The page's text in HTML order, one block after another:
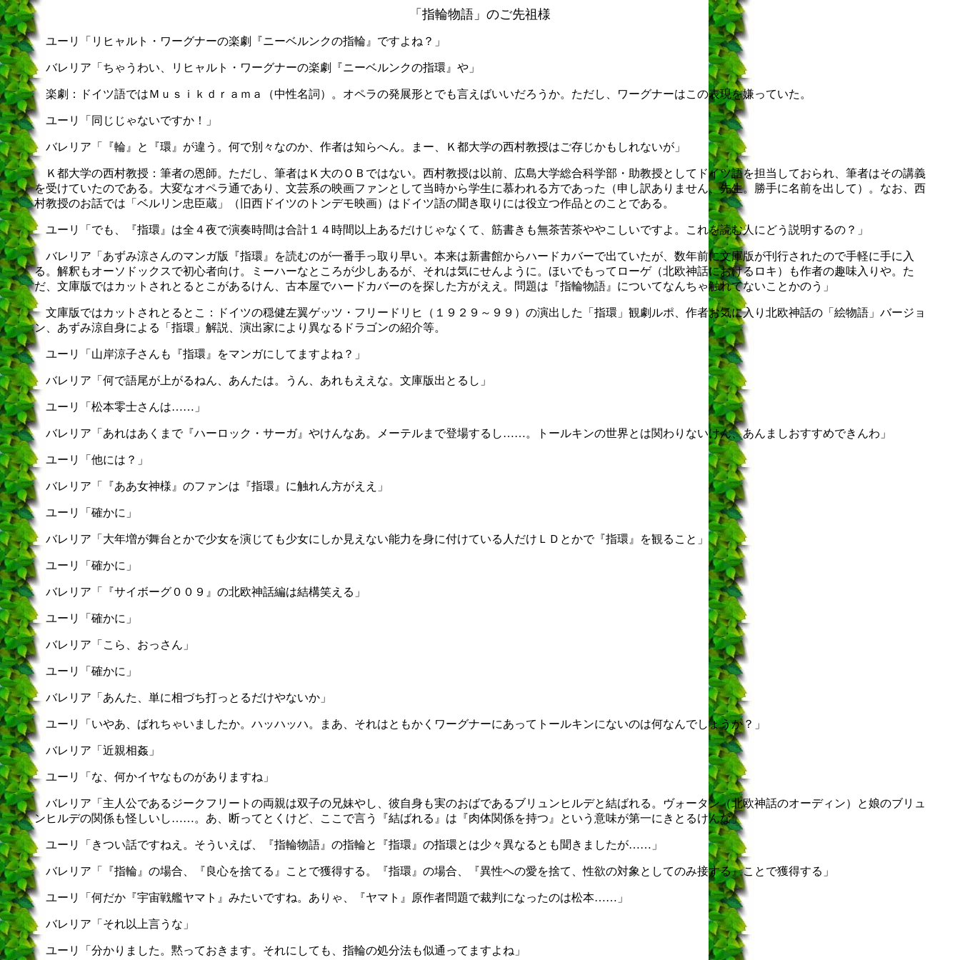
「指輪物語」のご先祖様
ユーリ「リヒャルト・ワーグナーの楽劇『ニーベルンクの指輪』ですよね？」
バレリア「ちゃうわい、リヒャルト・ワーグナーの楽劇『ニーベルンクの指環』や」
楽劇：ドイツ語ではＭｕｓｉｋｄｒａｍａ（中性名詞）。オペラの発展形とでも言えばいいだろうか。ただし、ワーグナーはこの表現を嫌っていた。
ユーリ「同じじゃないですか！」
バレリア「『輪』と『環』が違う。何で別々なのか、作者は知らへん。まー、Ｋ都大学の西村教授はご存じかもしれないが」
Ｋ都大学の西村教授：筆者の恩師。ただし、筆者はＫ大のＯＢではない。西村教授は以前、広島大学総合科学部・助教授としてドイツ語を担当しておられ、筆者はその講義
を受けていたのである。大変なオペラ通であり、文芸系の映画ファンとして当時から学生に慕われる方であった（申し訳ありません、先生。勝手に名前を出して）。なお、西
村教授のお話では「ベルリン忠臣蔵」（旧西ドイツのトンデモ映画）はドイツ語の聞き取りには役立つ作品とのことである。
ユーリ「でも、『指環』は全４夜で演奏時間は合計１４時間以上あるだけじゃなくて、筋書きも無茶苦茶ややこしいですよ。これを読む人にどう説明するの？」
バレリア「あずみ涼さんのマンガ版『指環』を読むのが一番手っ取り早い。本来は新書館からハードカバーで出ていたが、数年前に文庫版が刊行されたので手軽に手に入
る。解釈もオーソドックスで初心者向け。ミーハーなところが少しあるが、それは気にせんように。ほいでもってローゲ（北欧神話におけるロキ）も作者の趣味入りや。た
だ、文庫版ではカットされとるとこがあるけん、古本屋でハードカバーのを探した方がええ。問題は『指輪物語』についてなんちゃ触れてないことかのう」
文庫版ではカットされとるとこ：ドイツの穏健左翼ゲッツ・フリードリヒ（１９２９～９９）の演出した「指環」観劇ルポ、作者お気に入り北欧神話の「絵物語」バージョ
ン、あずみ涼自身による「指環」解説、演出家により異なるドラゴンの紹介等。
ユーリ「山岸涼子さんも『指環』をマンガにしてますよね？」
バレリア「何で語尾が上がるねん、あんたは。うん、あれもええな。文庫版出とるし」
ユーリ「松本零士さんは……」
バレリア「あれはあくまで『ハーロック・サーガ』やけんなあ。メーテルまで登場するし……。トールキンの世界とは関わりないけん、あんましおすすめできんわ」
ユーリ「他には？」
バレリア「『ああ女神様』のファンは『指環』に触れん方がええ」
ユーリ「確かに」
バレリア「大年増が舞台とかで少女を演じても少女にしか見えない能力を身に付けている人だけＬＤとかで『指環』を観ること」
ユーリ「確かに」
バレリア「『サイボーグ００９』の北欧神話編は結構笑える」
ユーリ「確かに」
バレリア「こら、おっさん」
ユーリ「確かに」
バレリア「あんた、単に相づち打っとるだけやないか」
ユーリ「いやあ、ばれちゃいましたか。ハッハッハ。まあ、それはともかくワーグナーにあってトールキンにないのは何なんでしょうか？」
バレリア「近親相姦」
ユーリ「な、何かイヤなものがありますね」
バレリア「主人公であるジークフリートの両親は双子の兄妹やし、彼自身も実のおばであるブリュンヒルデと結ばれる。ヴォータン（北欧神話のオーディン）と娘のブリュ
ンヒルデの関係も怪しいし……。あ、断ってとくけど、ここで言う『結ばれる』は『肉体関係を持つ』という意味が第一にきとるけんな」
ユーリ「きつい話ですねえ。そういえば、『指輪物語』の指輪と『指環』の指環とは少々異なるとも聞きましたが……」
バレリア「『指輪』の場合、『良心を捨てる』ことで獲得する。『指環』の場合、『異性への愛を捨て、性欲の対象としてのみ接する』ことで獲得する」
ユーリ「何だか『宇宙戦艦ヤマト』みたいですね。ありゃ、『ヤマト』原作者問題で裁判になったのは松本……」
バレリア「それ以上言うな」
ユーリ「分かりました。黙っておきます。それにしても、指輪の処分法も似通ってますよね」